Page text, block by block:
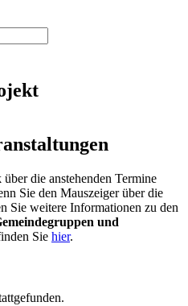
die anstehenden Termine
Sie den Mauszeiger über die
Sie weitere Informationen zu den
und
Sie hier.